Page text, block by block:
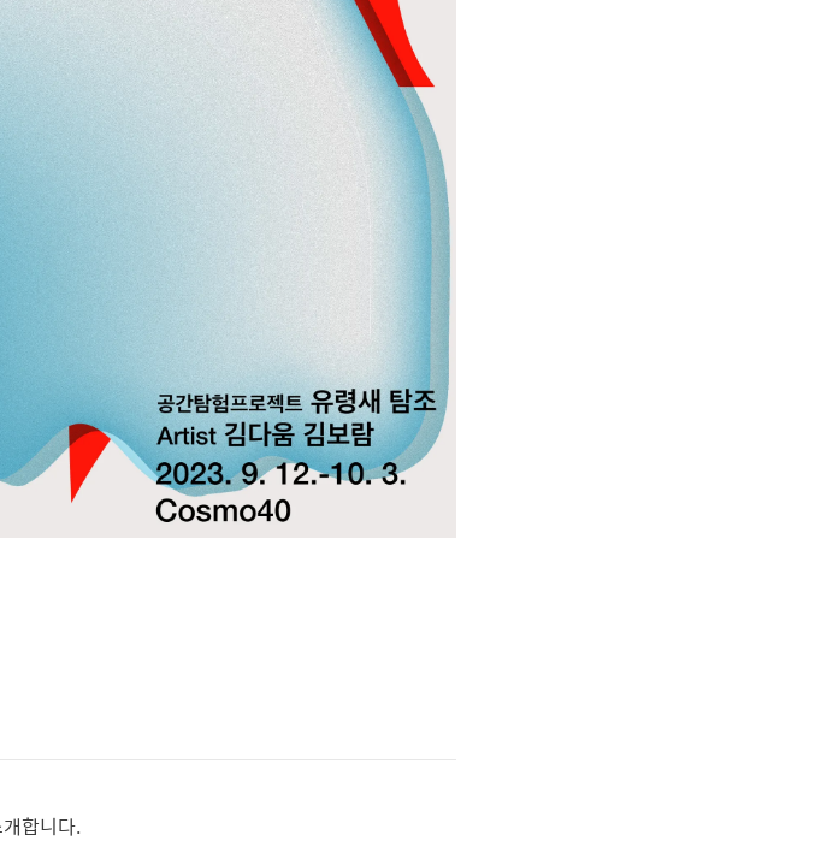
합니다.